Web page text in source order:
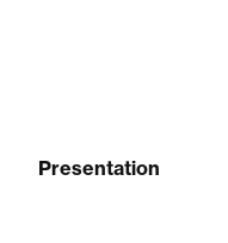
Presentation